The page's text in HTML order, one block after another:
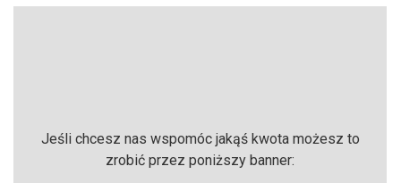
Jeśli chcesz nas wspomóc jakąś kwota możesz to
zrobić przez poniższy banner: